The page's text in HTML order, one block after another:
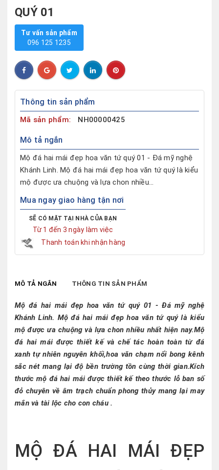
QUÝ 01
Tư vấn sản phẩm
096 125 1235
Thông tin sản phẩm
Mã sản phẩm: NH00000425
Mô tả ngắn
Mộ đá hai mái đẹp hoa văn tứ quý 01 - Đá mỹ nghệ
Khánh Linh. Mộ đá hai mái đẹp hoa văn tứ quý là kiểu
mộ được ưa chuộng và lựa chon nhiều...
Mua ngay giao hàng tận nơi
SẼ CÓ MẶT TẠI NHÀ CỦA BẠN
Từ 1 đến 3 ngày làm việc
Thanh toán khi nhận hàng
MÔ TẢ NGẮN THÔNG TIN SẢN PHẨM
Mộ đá hai mái đẹp hoa văn tứ quý 01 - Đá mỹ nghệ
Khánh Linh. Mộ đá hai mái đẹp hoa văn tứ quý là kiểu
mộ được ưa chuộng và lựa chon nhiều nhất hiện nay.Mộ
đá hai mái được thiết kế và chế tác hoàn toàn từ đá
xanh tự nhiên nguyên khối,hoa văn chạm nổi bong kênh
sắc nét mang lại độ bền trường tồn cùng thời gian.Kích
thước mộ đá hai mái được thiết kế theo thước lỗ ban số
đỏ chuyên về âm trạch chuẩn phong thủy mang lại may
mắn và tài lộc cho con cháu .
MỘ ĐÁ HAI MÁI ĐẸP